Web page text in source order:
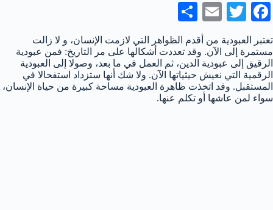
Fa
ce
bo
ok
T
tte
r
E
m
ail
ha
re
تعتبر العبودية من أقدم الظواهر التي لازمت الإنسان، و لا زالت
مستمرة إلى الآن. وقد تعددت أشكالها على مر التاريخ: فمن عبودية
الرقيق إلى عبودية الدين، ثم العمل في ما بعد، وصولا إلى العبودية
الرقمية التي نعيش حيثياتها الآن. ولا شك أنها ستزداد استفحالا في
المستقبل. وقد اتخذت ظاهرة العبودية مساحة كبيرة من حياة الإنسان،
سواء لمن عاشها أو تكلم عنها.